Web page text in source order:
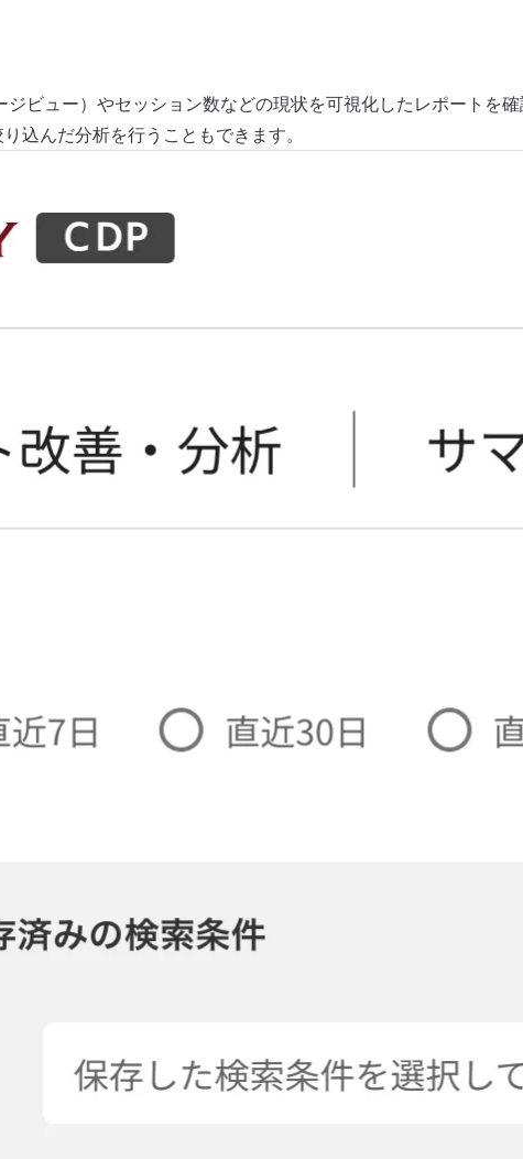
ビュー）やセッション数などの現状を可視化したレポート
込んだ分析を行うこともできます。